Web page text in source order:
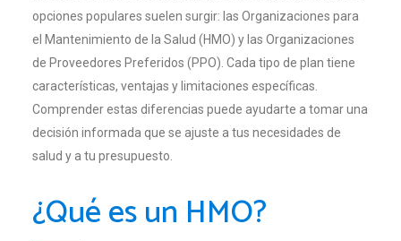
opciones populares suelen surgir: las Organizaciones para
el Mantenimiento de la Salud (HMO) y las Organizaciones
de Proveedores Preferidos (PPO). Cada tipo de plan tiene
características, ventajas y limitaciones específicas.
Comprender estas diferencias puede ayudarte a tomar una
decisión informada que se ajuste a tus necesidades de
salud y a tu presupuesto.
¿Qué es un HMO?